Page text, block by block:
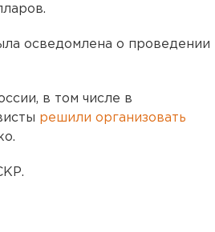
осведомлена о проведении
в том числе в
решили организовать